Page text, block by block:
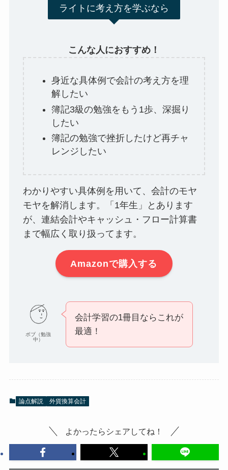
ライトに考え方を学ぶなら
こんな人におすすめ！
身近な具体例で会計の考え方を理
解したい
簿記3級の勉強をもう1歩、深掘り
したい
簿記の勉強で挫折したけど再チャ
レンジしたい
わかりやすい具体例を用いて、会計のモヤ
モヤを解消します。「1年生」とあります
が、連結会計やキャッシュ・フロー計算書
まで幅広く取り扱ってます。
Amazonで購入する
ボブ（勉強
中）
会計学習の1冊目ならこれが
最適！
論点解説 外貨換算会計
よかったらシェアしてね！